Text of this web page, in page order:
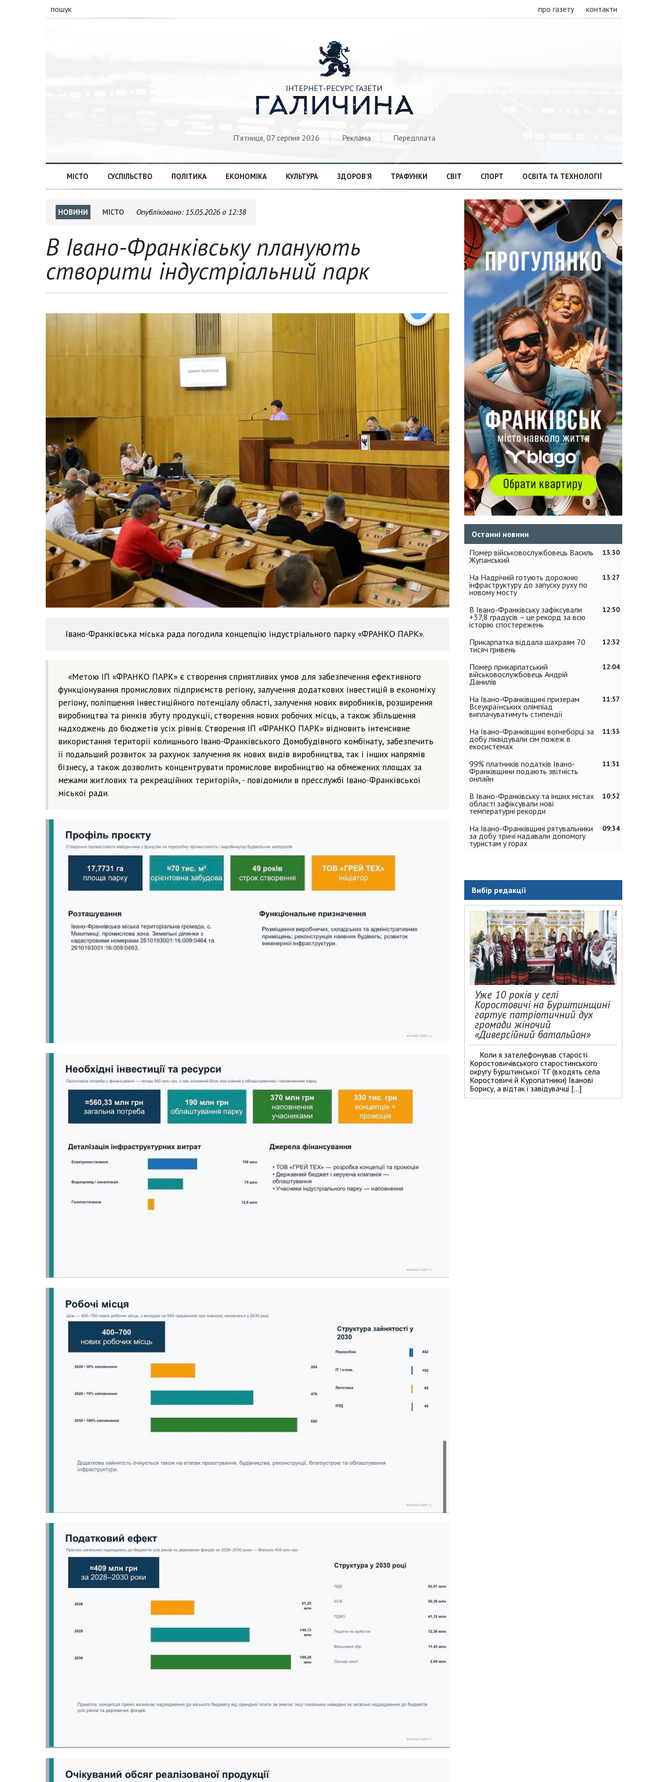
пошук про газету контакти

ІНТЕРНЕТ-РЕСУРС ГАЗЕТИ
ГАЛИЧИНА
П'ятниця, 07 серпня 2026 Реклама Передплата
МІСТО СУСПІЛЬСТВО ПОЛІТИКА ЕКОНОМІКА КУЛЬТУРА ЗДОРОВ’Я ТРАФУНКИ СВІТ СПОРТ ОСВІТА ТА ТЕХНОЛОГІЇ
НОВИНИ МІСТО Опубліковано: 15.05.2026 о 12:38
В Івано-Франківську планують
створити індустріальний парк
Івано-Франківська міська рада погодила концепцію індустріального парку «ФРАНКО ПАРК».
«Метою ІП «ФРАНКО ПАРК» є створення сприятливих умов для забезпечення ефективного
функціонування промислових підприємств регіону, залучення додаткових інвестицій в економіку
регіону, поліпшення інвестиційного потенціалу області, залучення нових виробників, розширення
виробництва та ринків збуту продукції, створення нових робочих місць, а також збільшення
надходжень до бюджетів усіх рівнів. Створення ІП «ФРАНКО ПАРК» відновить інтенсивне
використання території колишнього Івано-Франківського Домобудівного комбінату, забезпечить
її подальший розвиток за рахунок залучення як нових видів виробництва, так і інших напрямів
бізнесу, а також дозволить концентрувати промислове виробництво на обмежених площах за
межами житлових та рекреаційних територій», - повідомили в пресслужбі Івано-Франківської
міської ради.
Останні новини
13:30
Помер військовослужбовець Василь
Жупанський
13:27
На Надрічній готують дорожню
інфраструктуру до запуску руху по
новому мосту
12:50
В Івано-Франківську зафіксували
+37,8 градусів – це рекорд за всю
історію спостережень
12:32
Прикарпатка віддала шахраям 70
тисяч гривень
12:04
Помер прикарпатський
військовослужбовець Андрій
Данилів
11:57
На Івано-Франківщині призерам
Всеукраїнських олімпіад
виплачуватимуть стипендії
11:33
На Івано-Франківщині вогнеборці за
добу ліквідували сім пожеж в
екосистемах
11:31
99% платників податків Івано-
Франківщини подають звітність
онлайн
10:52
В Івано-Франківську та інших містах
області зафіксували нові
температурні рекорди
09:34
На Івано-Франківщині рятувальники
за добу тричі надавали допомогу
туристам у горах
Вибір редакції
Уже 10 років у селі
Коростовичі на Бурштинщині
гартує патріотичний дух
громади жіночий
«Диверсійний батальйон»
Коли я зателефонував старості
Коростовичівського старостинського
округу Бурштинської ТГ (входять села
Коростовичі й Куропатники) Іванові
Борису, а відтак і завідувачці […]